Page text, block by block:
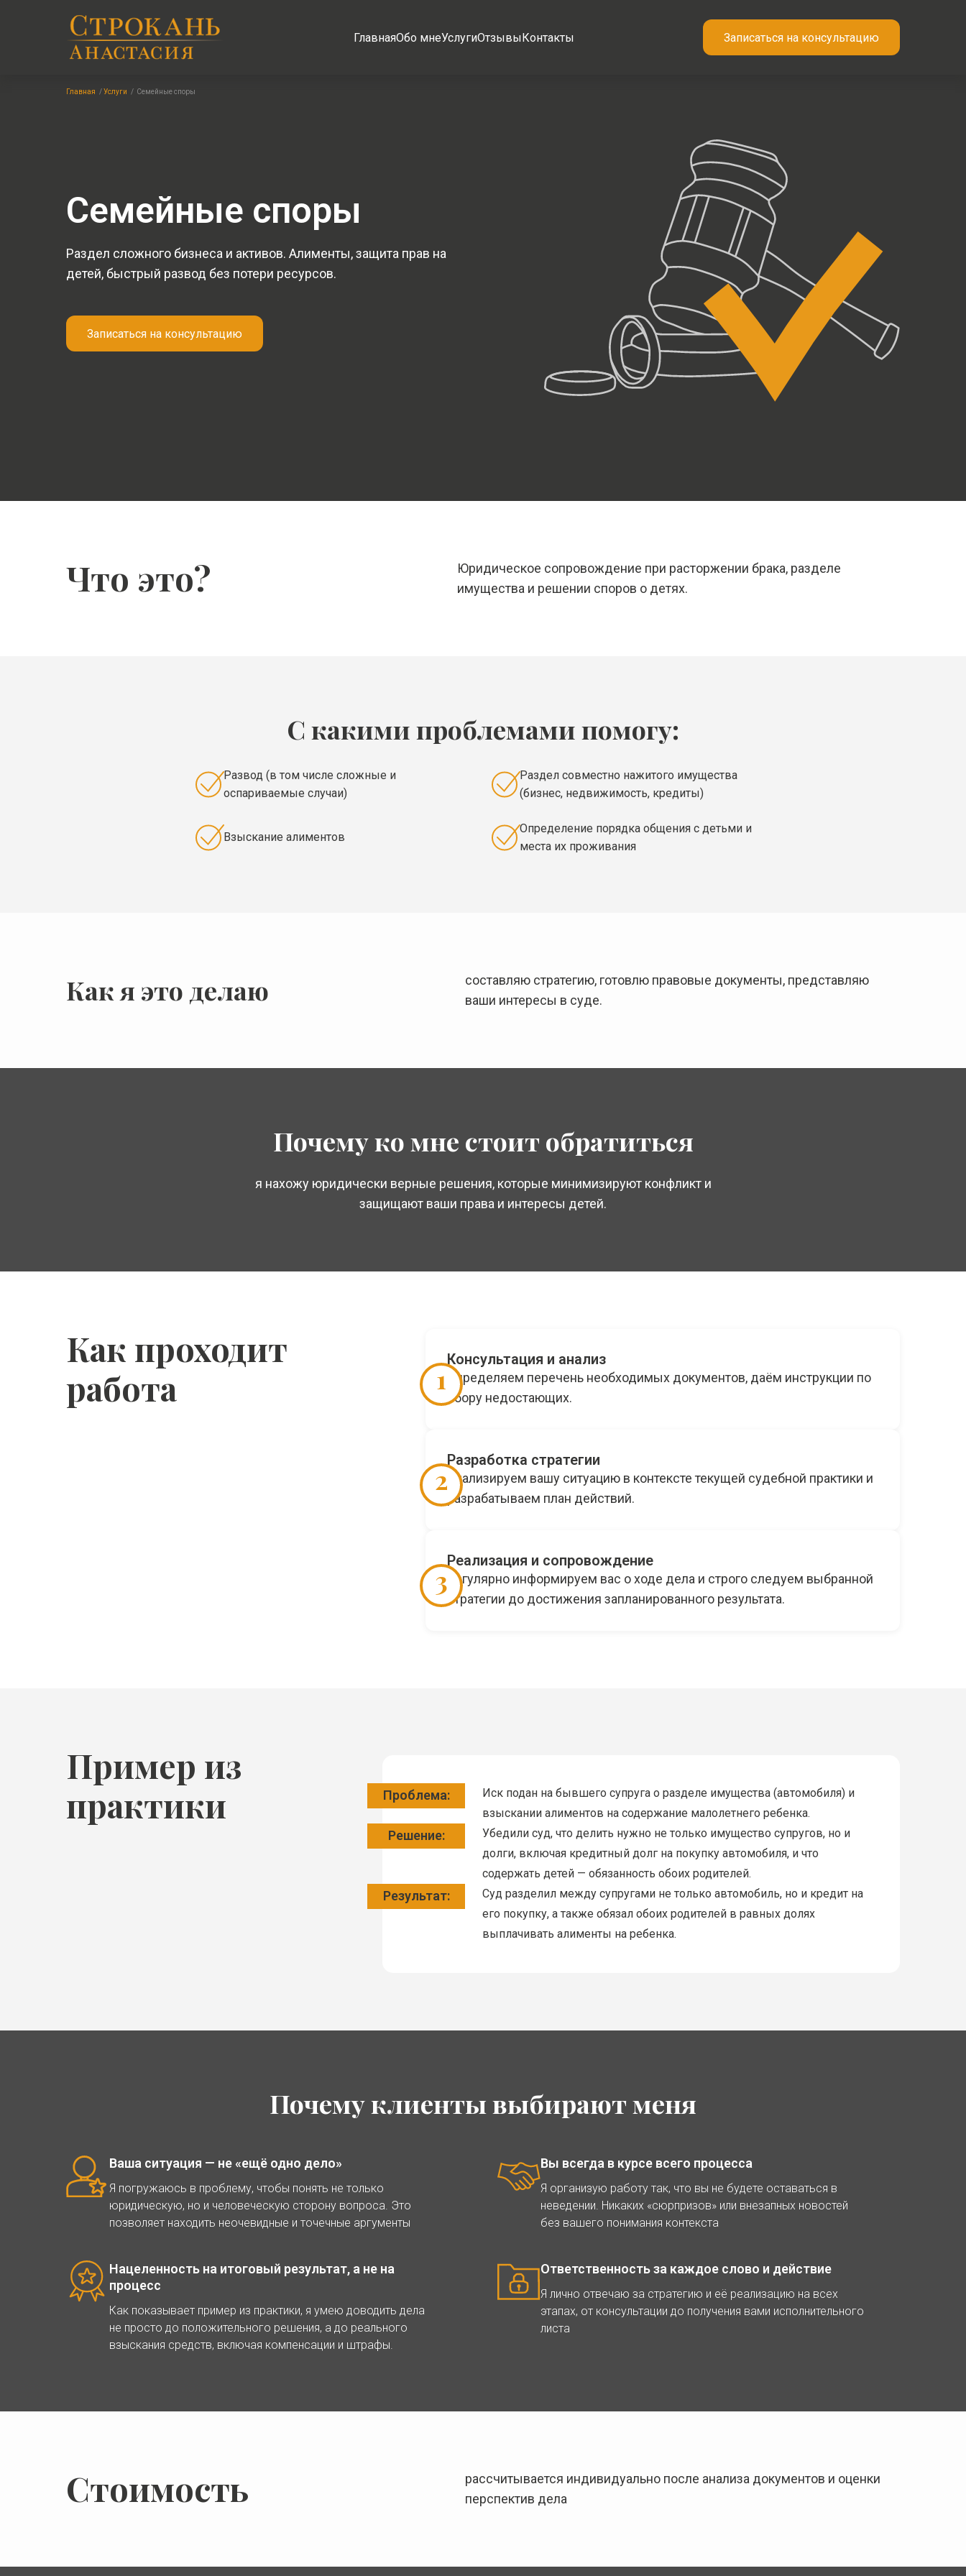
ГлавнаяОбо мнеУслугиОтзывыКонтакты Записаться на консультацию
Главная /Услуги / Семейные споры
Семейные споры
Раздел сложного бизнеса и активов. Алименты, защита прав на
детей, быстрый развод без потери ресурсов.
Записаться на консультацию
Что это?
Юридическое сопровождение при расторжении брака, разделе
имущества и решении споров о детях.
С какими проблемами помогу:
Развод (в том числе сложные и
оспариваемые случаи)
Раздел совместно нажитого имущества
(бизнес, недвижимость, кредиты)
Взыскание алиментов
Определение порядка общения с детьми и
места их проживания
Как я это делаю
составляю стратегию, готовлю правовые документы, представляю
ваши интересы в суде.
Почему ко мне стоит обратиться
я нахожу юридически верные решения, которые минимизируют конфликт и
защищают ваши права и интересы детей.
Как проходит
работа
1
Консультация и анализ
Определяем перечень необходимых документов, даём инструкции по
сбору недостающих.
2
Разработка стратегии
Анализируем вашу ситуацию в контексте текущей судебной практики и
разрабатываем план действий.
3
Реализация и сопровождение
Регулярно информируем вас о ходе дела и строго следуем выбранной
стратегии до достижения запланированного результата.
Пример из
практики
Проблема:
Иск подан на бывшего супруга о разделе имущества (автомобиля) и
взыскании алиментов на содержание малолетнего ребенка.
Решение:
Убедили суд, что делить нужно не только имущество супругов, но и
долги, включая кредитный долг на покупку автомобиля, и что
содержать детей — обязанность обоих родителей.
Результат:
Суд разделил между супругами не только автомобиль, но и кредит на
его покупку, а также обязал обоих родителей в равных долях
выплачивать алименты на ребенка.
Почему клиенты выбирают меня
Ваша ситуация — не «ещё одно дело»
Я погружаюсь в проблему, чтобы понять не только
юридическую, но и человеческую сторону вопроса. Это
позволяет находить неочевидные и точечные аргументы
Вы всегда в курсе всего процесса
Я организую работу так, что вы не будете оставаться в
неведении. Никаких «сюрпризов» или внезапных новостей
без вашего понимания контекста
Нацеленность на итоговый результат, а не на
процесс
Как показывает пример из практики, я умею доводить дела
не просто до положительного решения, а до реального
взыскания средств, включая компенсации и штрафы.
Ответственность за каждое слово и действие
Я лично отвечаю за стратегию и её реализацию на всех
этапах, от консультации до получения вами исполнительного
листа
Стоимость
рассчитывается индивидуально после анализа документов и оценки
перспектив дела